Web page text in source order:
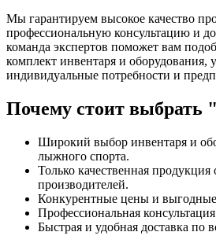
Мы гарантируем высокое качество
профессиональную консультацию и
команда экспертов поможет вам
комплект инвентаря и оборудования,
индивидуальные потребности и
Почему стоит
Широкий выбор инвентаря и
лыжного спорта.
Только качественная
производителей.
Конкурентные цены и
Профессиональная
Быстрая и удобная доставка по